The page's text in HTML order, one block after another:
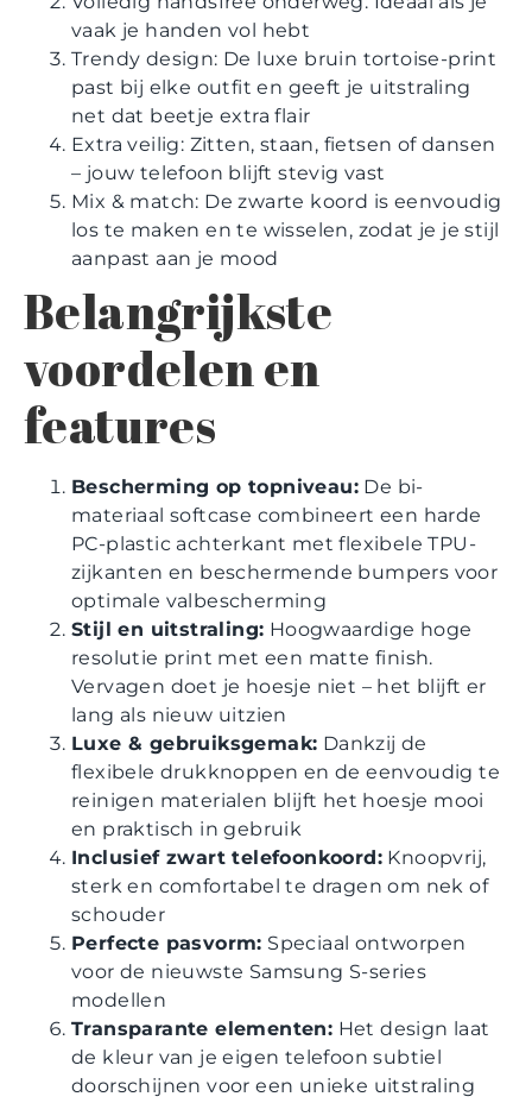
vaak je handen vol hebt
Trendy design: De luxe bruin tortoise-print
past bij elke outfit en geeft je uitstraling
net dat beetje extra flair
Extra veilig: Zitten, staan, fietsen of dansen
– jouw telefoon blijft stevig vast
Mix & match: De zwarte koord is eenvoudig
los te maken en te wisselen, zodat je je stijl
aanpast aan je mood
Belangrijkste
voordelen en
features
Bescherming op topniveau: De bi-
materiaal softcase combineert een harde
PC-plastic achterkant met flexibele TPU-
zijkanten en beschermende bumpers voor
optimale valbescherming
Stijl en uitstraling: Hoogwaardige hoge
resolutie print met een matte finish.
Vervagen doet je hoesje niet – het blijft er
lang als nieuw uitzien
Luxe & gebruiksgemak: Dankzij de
flexibele drukknoppen en de eenvoudig te
reinigen materialen blijft het hoesje mooi
en praktisch in gebruik
Inclusief zwart telefoonkoord: Knoopvrij,
sterk en comfortabel te dragen om nek of
schouder
Perfecte pasvorm: Speciaal ontworpen
voor de nieuwste Samsung S-series
modellen
Transparante elementen: Het design laat
de kleur van je eigen telefoon subtiel
doorschijnen voor een unieke uitstraling